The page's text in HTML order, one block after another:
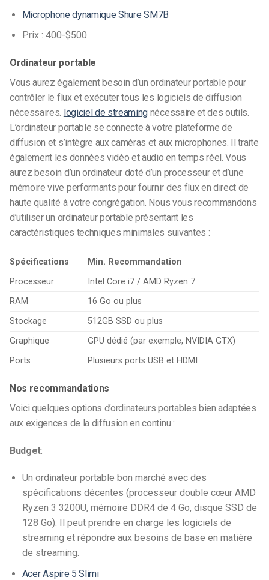
Microphone dynamique Shure SM7B
Prix : 400-$500
Ordinateur portable
Vous aurez également besoin d’un ordinateur portable pour
contrôler le flux et exécuter tous les logiciels de diffusion
nécessaires. logiciel de streaming nécessaire et des outils.
L’ordinateur portable se connecte à votre plateforme de
diffusion et s’intègre aux caméras et aux microphones. Il traite
également les données vidéo et audio en temps réel. Vous
aurez besoin d’un ordinateur doté d’un processeur et d’une
mémoire vive performants pour fournir des flux en direct de
haute qualité à votre congrégation. Nous vous recommandons
d’utiliser un ordinateur portable présentant les
caractéristiques techniques minimales suivantes :
Spécifications
Min. Recommandation
Processeur
Intel Core i7 / AMD Ryzen 7
RAM
16 Go ou plus
Stockage
512GB SSD ou plus
Graphique
GPU dédié (par exemple, NVIDIA GTX)
Ports
Plusieurs ports USB et HDMI
Nos recommandations
Voici quelques options d’ordinateurs portables bien adaptées
aux exigences de la diffusion en continu :
Budget:
Un ordinateur portable bon marché avec des
spécifications décentes (processeur double cœur AMD
Ryzen 3 3200U, mémoire DDR4 de 4 Go, disque SSD de
128 Go). Il peut prendre en charge les logiciels de
streaming et répondre aux besoins de base en matière
de streaming.
Acer Aspire 5 Slimi